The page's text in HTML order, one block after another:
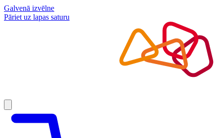
Galvenā izvēlne
Pāriet uz lapas saturu